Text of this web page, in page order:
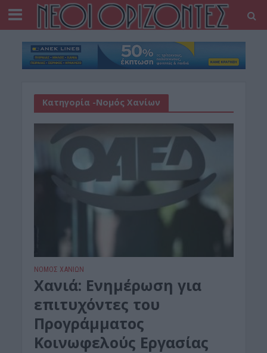
Κατηγορία -Νομός Χανίων
ΝΟΜΌΣ ΧΑΝΊΩΝ
Χανιά: Ενημέρωση για
επιτυχόντες του
Προγράμματος
Κοινωφελούς Εργασίας